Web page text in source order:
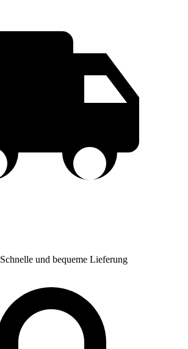
Schnelle und bequeme Lieferung